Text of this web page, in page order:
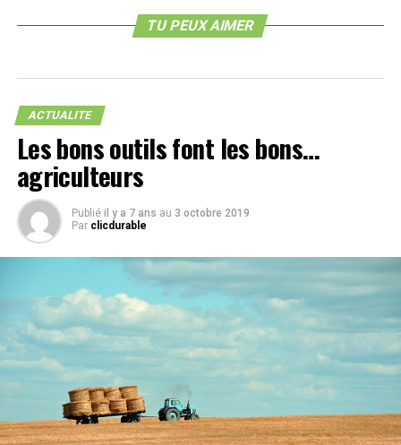
des substances concernées par la redevance. Par
ailleurs, la redevance devrait être étendue aux adjuvants
lassociation requiert que les taux de cette redevance
RUBRIQUES CONNEXES:
SUIVANT
10 hectares de forêts disparaissaient chaque minute
entre 1990 et 2005
NE MANQUEZ PAS
Le Conseil dEtat annule la suspension du maïs OGM de
Monsanto
TU PEUX AIMER
ACTUALITE
Les bons outils font les bons…
agriculteurs
Publié il y a 7 ans au 3 octobre 2019
Par clicdurable